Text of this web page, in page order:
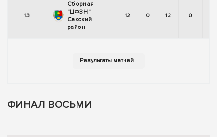
13
Сборная
"ЦФЗН"
Сакский
район
12 0 12 0
ФИНАЛ ВОСЬМИ